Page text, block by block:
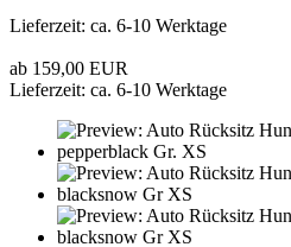
Lieferzeit: ca. 6-10 Werktage
ab 159,00 EUR
Lieferzeit: ca. 6-10 Werktage